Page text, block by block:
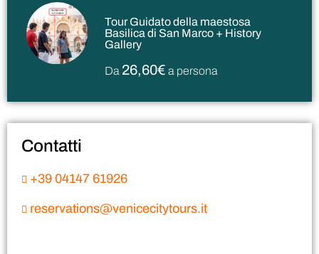
Tour Guidato della maestosa
Basilica di San Marco + History
Gallery
Da 26,60€ a persona
Contatti
+39 04147 61926
reservations@venicecitytours.it